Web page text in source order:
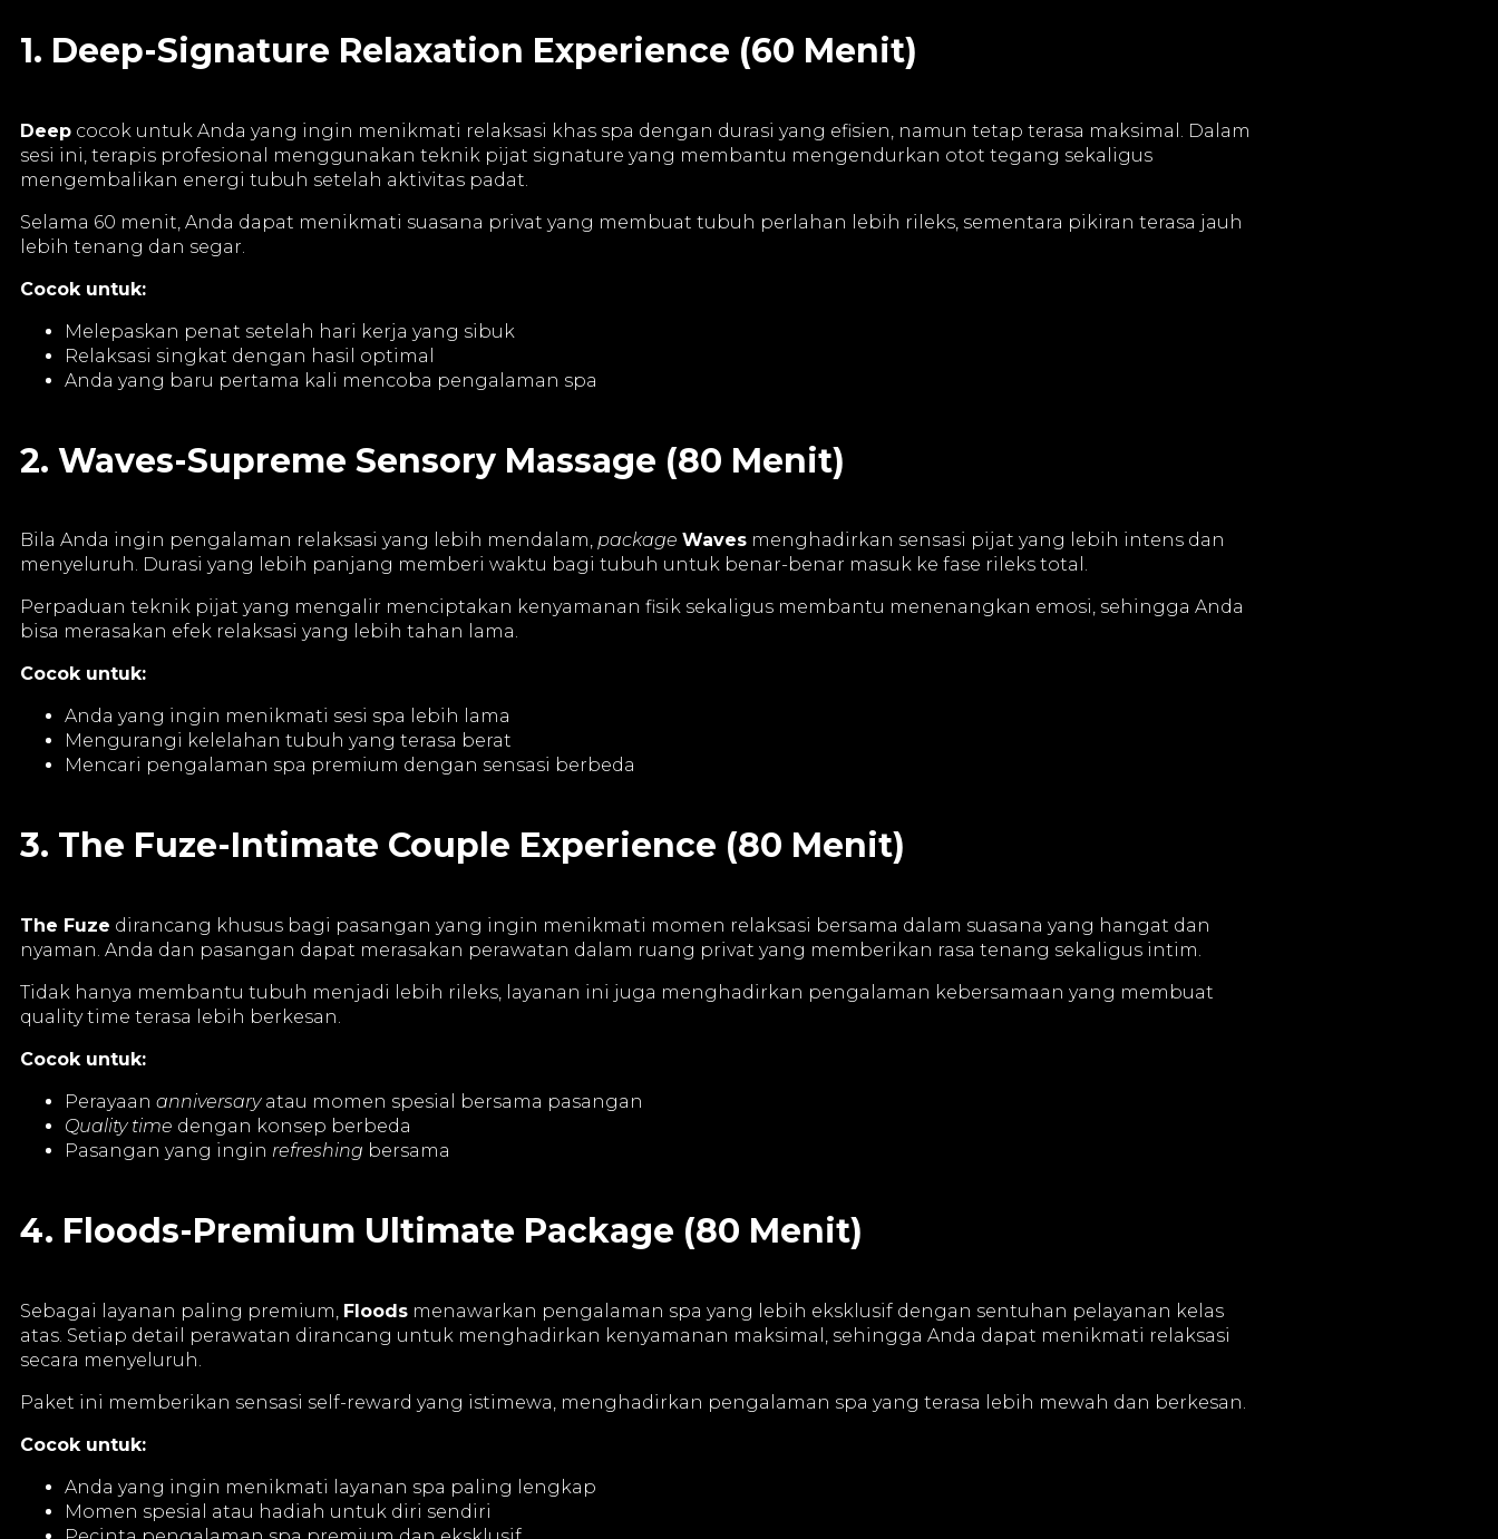
1. Deep-Signature Relaxation Experience (60 Menit)
Deep cocok untuk Anda yang ingin menikmati relaksasi khas spa dengan durasi yang efisien, namun tetap terasa maksimal. Dalam
sesi ini, terapis profesional menggunakan teknik pijat signature yang membantu mengendurkan otot tegang sekaligus
mengembalikan energi tubuh setelah aktivitas padat.
Selama 60 menit, Anda dapat menikmati suasana privat yang membuat tubuh perlahan lebih rileks, sementara pikiran terasa jauh
lebih tenang dan segar.
Cocok untuk:
Melepaskan penat setelah hari kerja yang sibuk
Relaksasi singkat dengan hasil optimal
Anda yang baru pertama kali mencoba pengalaman spa
2. Waves-Supreme Sensory Massage (80 Menit)
Bila Anda ingin pengalaman relaksasi yang lebih mendalam, package Waves menghadirkan sensasi pijat yang lebih intens dan
menyeluruh. Durasi yang lebih panjang memberi waktu bagi tubuh untuk benar-benar masuk ke fase rileks total.
Perpaduan teknik pijat yang mengalir menciptakan kenyamanan fisik sekaligus membantu menenangkan emosi, sehingga Anda
bisa merasakan efek relaksasi yang lebih tahan lama.
Cocok untuk:
Anda yang ingin menikmati sesi spa lebih lama
Mengurangi kelelahan tubuh yang terasa berat
Mencari pengalaman spa premium dengan sensasi berbeda
3. The Fuze-Intimate Couple Experience (80 Menit)
The Fuze dirancang khusus bagi pasangan yang ingin menikmati momen relaksasi bersama dalam suasana yang hangat dan
nyaman. Anda dan pasangan dapat merasakan perawatan dalam ruang privat yang memberikan rasa tenang sekaligus intim.
Tidak hanya membantu tubuh menjadi lebih rileks, layanan ini juga menghadirkan pengalaman kebersamaan yang membuat
quality time terasa lebih berkesan.
Cocok untuk:
Perayaan anniversaryatau momen spesial bersama pasangan
Quality time dengan konsep berbeda
Pasangan yang ingin refreshing bersama
4. Floods-Premium Ultimate Package (80 Menit)
Sebagai layanan paling premium, Floods menawarkan pengalaman spa yang lebih eksklusif dengan sentuhan pelayanan kelas
atas. Setiap detail perawatan dirancang untuk menghadirkan kenyamanan maksimal, sehingga Anda dapat menikmati relaksasi
secara menyeluruh.
Paket ini memberikan sensasi self-reward yang istimewa, menghadirkan pengalaman spa yang terasa lebih mewah dan berkesan.
Cocok untuk:
Anda yang ingin menikmati layanan spa paling lengkap
Momen spesial atau hadiah untuk diri sendiri